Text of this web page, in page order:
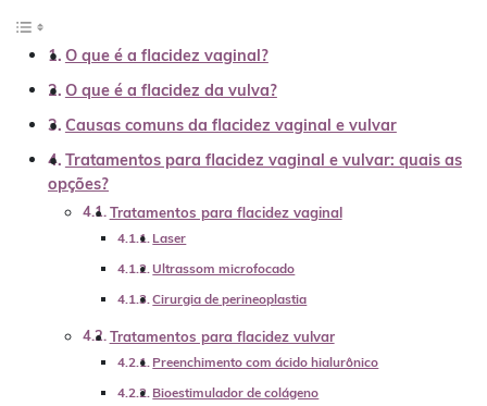
O que é a flacidez vaginal?
O que é a flacidez da vulva?
Causas comuns da flacidez vaginal e vulvar
Tratamentos para flacidez vaginal e vulvar: quais as
opções?
Tratamentos para flacidez vaginal
Laser
Ultrassom microfocado
Cirurgia de perineoplastia
Tratamentos para flacidez vulvar
Preenchimento com ácido hialurônico
Bioestimulador de colágeno